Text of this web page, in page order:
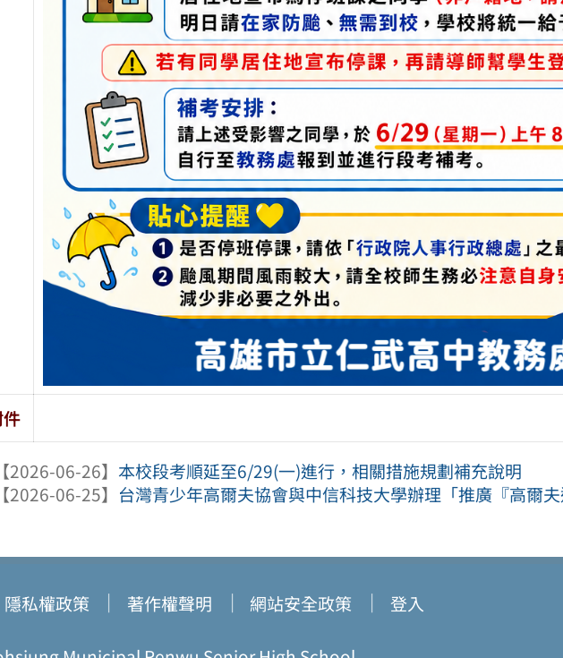
【2026-06-26】 本校段考順延至6/29(一)進行，相關措施規劃補充說明
【2026-06-25】 台灣青少年高爾夫協會與中信科技大學辦理「推廣『高爾
隱私權政策 著作權聲明 網站安全政策 登入